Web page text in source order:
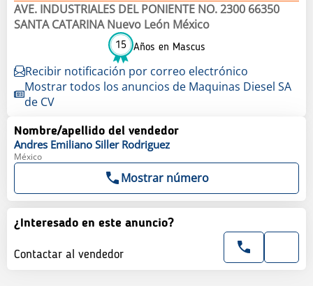
AVE. INDUSTRIALES DEL PONIENTE NO. 2300 66350
SANTA CATARINA Nuevo León México
15 Años en Mascus
Recibir notificación por correo electrónico
Mostrar todos los anuncios de Maquinas Diesel SA
de CV
Nombre/apellido del vendedor
Andres Emiliano Siller Rodriguez
México
Mostrar número
¿Interesado en este anuncio?
Contactar al vendedor